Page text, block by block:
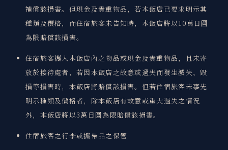
補償該損害。但現金及貴重物品，若本飯店已要求明示其
種類及價格，而住宿旅客未告知時，本飯店將以10萬日圓
為限賠償該損害。
住宿旅客攜入本飯店內之物品或現金及貴重物品，且未寄
放於接待處者，若因本飯店之故意或過失而發生滅失、毀
損等損害時，本飯店將賠償該損害。但若住宿旅客未事先
明示種類及價格者，除本飯店有故意或重大過失之情況
外，本飯店將以3萬日圓為限賠償該損害。
住宿旅客之行李或攜帶品之保管